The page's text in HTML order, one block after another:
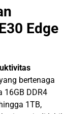
Edge
bertenaga
16GB DDR4
1TB,